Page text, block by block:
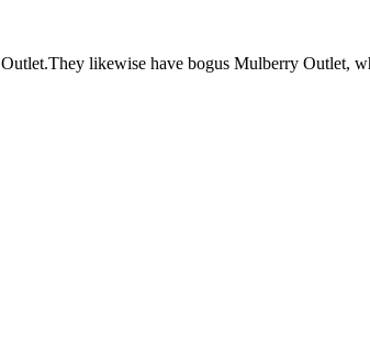
likewise have bogus Mulberry Outlet,